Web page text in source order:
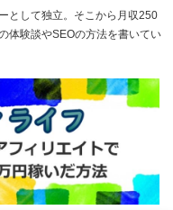
として独立。そこから月収250
体験談やSEOの方法を書いてい